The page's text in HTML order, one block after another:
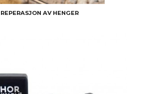
REPERASJON AV HENGER